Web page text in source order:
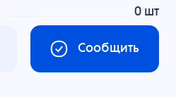
0 шт
Сообщить